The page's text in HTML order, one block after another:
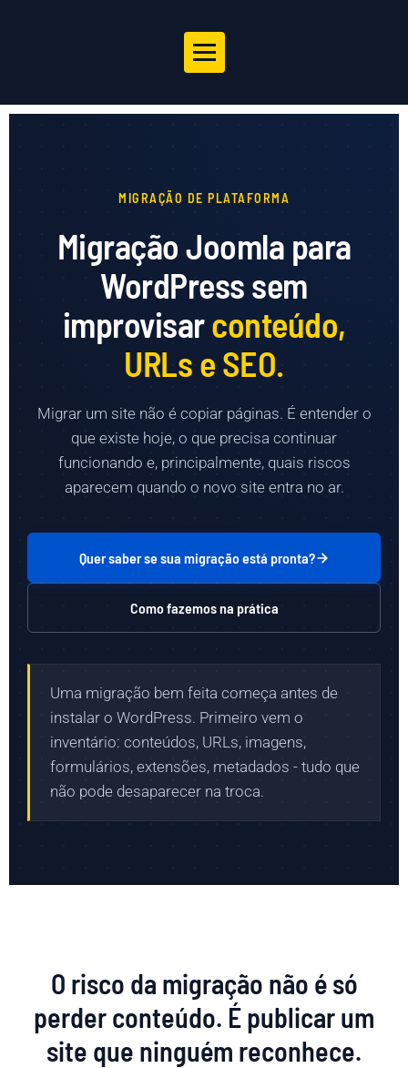
MIGRAÇÃO DE PLATAFORMA
Migração Joomla para
WordPress sem
improvisarconteúdo,
URLs e SEO.
Migrar um site não é copiar páginas. É entender o
que existe hoje, o que precisa continuar
funcionando e, principalmente, quais riscos
aparecem quando o novo site entra no ar.
Quer saber se sua migração está pronta?
Como fazemos na prática
Uma migração bem feita começa antes de
instalar o WordPress. Primeiro vem o
inventário: conteúdos, URLs, imagens,
formulários, extensões, metadados - tudo que
não pode desaparecer na troca.
O risco da migração não é só
perder conteúdo. É publicar um
site que ninguém reconhece.